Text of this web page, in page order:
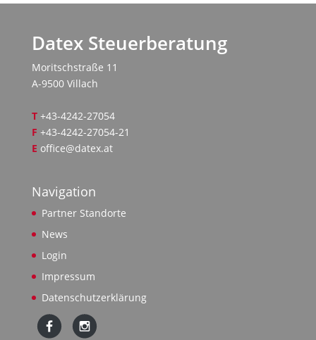
Datex Steuerberatung
Moritschstraße 11
A-9500 Villach
T+43-4242-27054
F +43-4242-27054-21
E office@datex.at
Navigation
Partner Standorte
News
Login
Impressum
Datenschutzerklärung